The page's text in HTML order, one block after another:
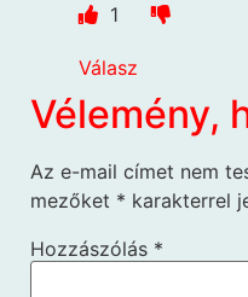
1
Válasz
Vélemény,
Az e-mail címet nem
mezőket * karakterrel
Hozzászólás *